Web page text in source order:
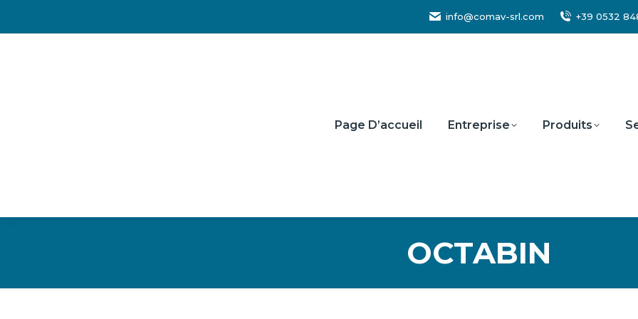
info@comav-srl.com +39 0532
Page D’accueil Entreprise Produits
OCTABIN